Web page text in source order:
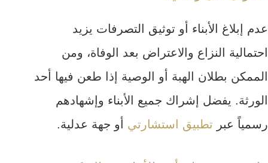
عدم إبلاغ الأبناء أو توثيق التصرفات يزيد
احتمالية النزاع والاعتراض بعد الوفاة، ومن
الممكن بطلان الهبة أو الوصية إذا طعن فيها أحد
الورثة. يفضل إشراك جميع الأبناء وإشهادهم
رسمياً عبر تطبيق استشارتي أو جهة عدلية.